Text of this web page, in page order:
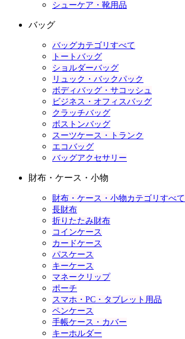
シューケア・靴用品
バッグ
バッグカテゴリすべて
トートバッグ
ショルダーバッグ
リュック・バックパック
ボディバッグ・サコッシュ
ビジネス・オフィスバッグ
クラッチバッグ
ボストンバッグ
スーツケース・トランク
エコバッグ
バッグアクセサリー
財布・ケース・小物
財布・ケース・小物カテゴリすべて
長財布
折りたたみ財布
コインケース
カードケース
パスケース
キーケース
マネークリップ
ポーチ
スマホ・PC・タブレット用品
ペンケース
手帳ケース・カバー
キーホルダー